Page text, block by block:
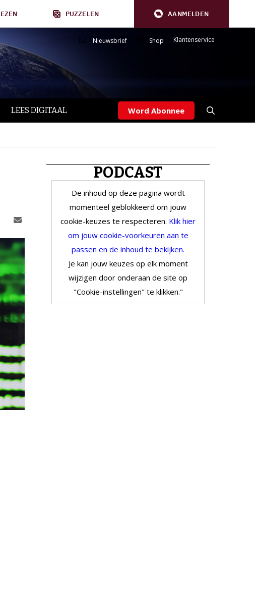
PUZZELEN AANMELDEN
Nieuwsbrief Shop Klantenservice
LEES DIGITAAL Word Abonnee
PODCAST
De inhoud op deze pagina wordt
momenteel geblokkeerd om jouw
cookie-keuzes te respecteren. Klik hier
om jouw cookie-voorkeuren aan te
passen en de inhoud te bekijken.
Je kan jouw keuzes op elk moment
wijzigen door onderaan de site op
"Cookie-instellingen" te klikken."